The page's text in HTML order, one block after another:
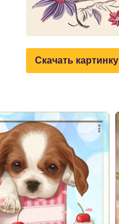
Скачать картинку